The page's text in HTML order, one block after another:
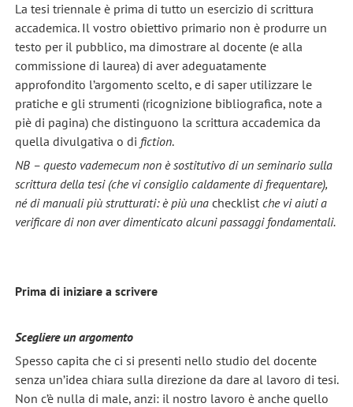
La tesi triennale è prima di tutto un esercizio di scrittura
accademica. Il vostro obiettivo primario non è produrre un
testo per il pubblico, ma dimostrare al docente (e alla
commissione di laurea) di aver adeguatamente
approfondito l’argomento scelto, e di saper utilizzare le
pratiche e gli strumenti (ricognizione bibliografica, note a
piè di pagina) che distinguono la scrittura accademica da
quella divulgativa o di fiction.
NB – questo vademecum non è sostitutivo di un seminario sulla
scrittura della tesi (che vi consiglio caldamente di frequentare),
né di manuali più strutturati: è più una checklist che vi aiuti a
verificare di non aver dimenticato alcuni passaggi fondamentali.
Prima di iniziare a scrivere
Scegliere un argomento
Spesso capita che ci si presenti nello studio del docente
senza un’idea chiara sulla direzione da dare al lavoro di tesi.
Non c’è nulla di male, anzi: il nostro lavoro è anche quello